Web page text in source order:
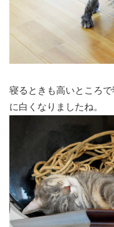
寝るときも高いところ
に白くなりましたね。